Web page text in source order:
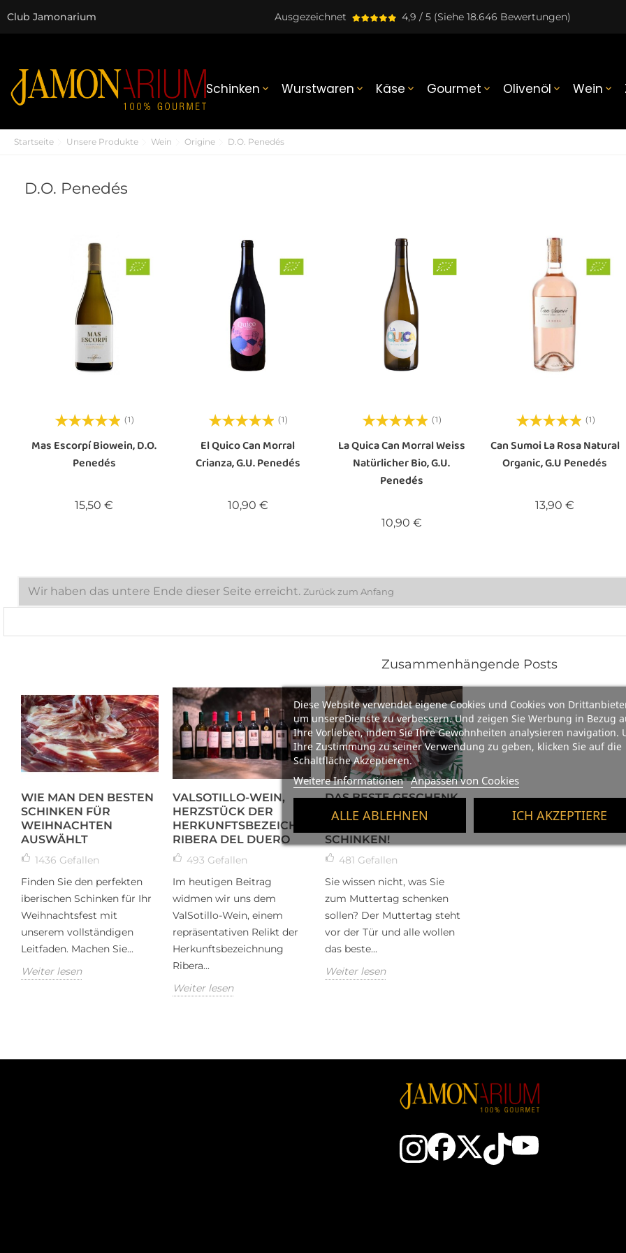
Diese Website verwendet eigene Cookies und Cookies von
um unsereDienste zu verbessern. Und zeigen Sie Werbung in Bezug
Ihre Vorlieben, indem Sie Ihre Gewohnheiten analysieren navigation.
Ihre Zustimmung zu seiner Verwendung zu geben, klicken Sie auf die
Schaltfläche Akzeptieren.
Weitere Informationen Anpassen von Cookies
ALLE ABLEHNEN ICH AKZEPTIERE
Club Jamonarium Ausgezeichnet 4,9 / 5 (Siehe 18.646 Bewertungen)
Schinken  Wurstwaren  Käse  Gourmet  Olivenöl  Wein 
Startseite Unsere Produkte Wein Origine D.O. Penedés
D.O. Penedés
(1)
Mas Escorpí Biowein, D.O.
Penedés
15,50 €
(1)
El Quico Can Morral
Crianza, G.U. Penedés
10,90 €Preis
(1)
La Quica Can Morral Weiss
Natürlicher Bio, G.U.
Penedés
10,90 €Preis
(1)
Can Sumoi La Rosa Natural
Organic, G.U Penedés
13,90 €
Wir haben das untere Ende dieser Seite erreicht. Zurück zum Anfang
Zusammenhängende Posts
WIE MAN DEN BESTEN
SCHINKEN FÜR
WEIHNACHTEN
AUSWÄHLT
1436 Gefallen
Finden Sie den perfekten
iberischen Schinken für Ihr
Weihnachtsfest mit
unserem vollständigen
Leitfaden. Machen Sie...
Weiter lesen
VALSOTILLO-WEIN,
HERZSTÜCK DER
HERKUNFTSBEZEICHNUNG
RIBERA DEL DUERO
493 Gefallen
Im heutigen Beitrag
widmen wir uns dem
ValSotillo-Wein, einem
repräsentativen Relikt der
Herkunftsbezeichnung
Ribera...
Weiter lesen
DAS BESTE GESCHENK
ZUM MUTTERTAG, EIN
SCHINKEN!
481 Gefallen
Sie wissen nicht, was Sie
zum Muttertag schenken
sollen? Der Muttertag steht
vor der Tür und alle wollen
das beste...
Weiter lesen